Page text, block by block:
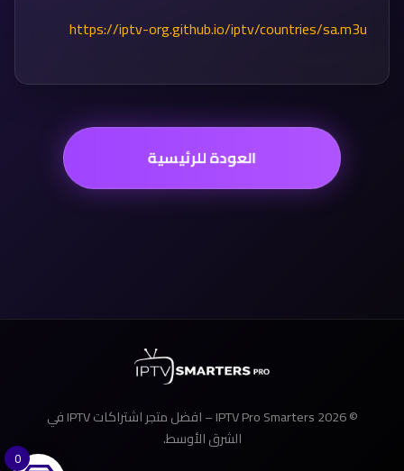
https://iptv-org.github.io/iptv/countries/sa.m3u
العودة للرئيسية
© 2026 IPTV Pro Smarters – افضل متجر اشتراكات IPTV في
الشرق الأوسط.
0